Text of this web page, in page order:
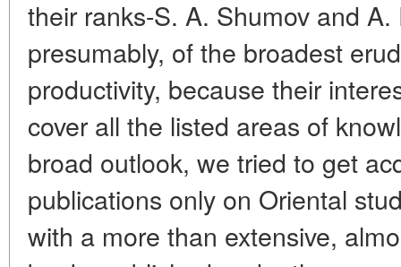
their ranks-S. A. Shumov and
presumably, of the broadest
productivity, because their
cover all the listed areas of
broad outlook, we tried to get
publications only on Oriental
with a more than extensive,